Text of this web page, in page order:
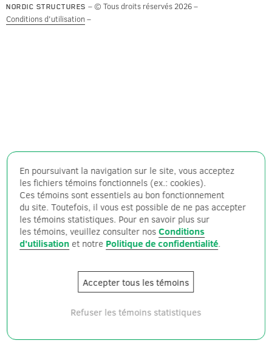
NORDIC STRUCTURES – © Tous droits réservés 2026 –
Conditions d'utilisation –
En poursuivant la navigation sur le site, vous acceptez
les fichiers témoins fonctionnels (ex.: cookies).
Ces témoins sont essentiels au bon fonctionnement
du site. Toutefois, il vous est possible de ne pas accepter
les témoins statistiques. Pour en savoir plus sur
les témoins, veuillez consulter nosConditions
d'utilisation et notre Politique de confidentialité.
Accepter tous les témoins
Refuser les témoins statistiques